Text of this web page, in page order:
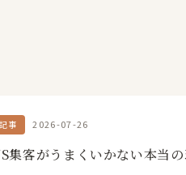
事 2026-07-26
集客がうまくいかない本当